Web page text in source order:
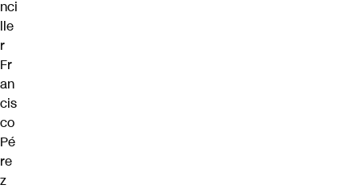
nci
lle
r
Fr
an
cis
co
Pé
re
z